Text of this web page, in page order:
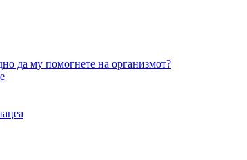
да му помогнете на организмот?